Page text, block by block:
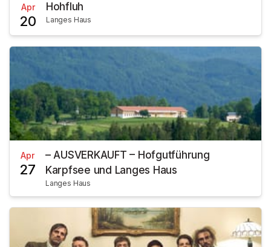
Apr
20
Hohfluh
Langes Haus
Apr
27
– AUSVERKAUFT – Hofgutführung
Karpfsee und Langes Haus
Langes Haus